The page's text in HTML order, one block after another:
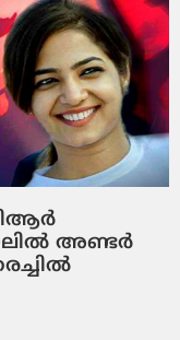
അണ്ടര്‍